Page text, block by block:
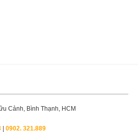
Cảnh, Bình Thạnh, HCM
0902. 321.889